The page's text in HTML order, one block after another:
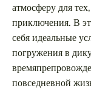
атмосферу для
приключения. В
себя идеальные
погружения в
повседневной